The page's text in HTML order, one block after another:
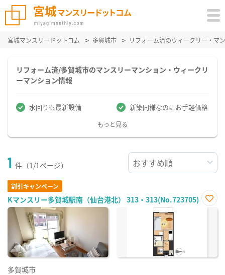
宮城マンスリードットコム 多賀城市 リフォーム済のウィークリー・マ
リフォーム済/多賀城市のマンスリーマンション・ウィークリ
ーマンション情報
水回りも最新設備 新築同様なのにお手軽価格
もっと見る
1 件（1/1ページ）
割引キャンペーン
Kマンスリー多賀城駅南（仙台港北） 313・313(No.723705)
お気
多賀城市